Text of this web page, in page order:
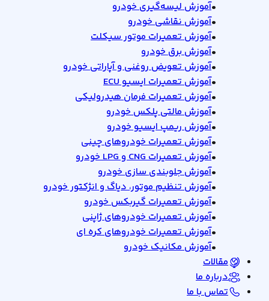
•آموزش لیسه‌گیری خودرو
•آموزش نقاشی خودرو
•آموزش تعمیرات موتور سیکلت
•آموزش برق خودرو
•آموزش تعویض روغنی و آپاراتی خودرو
•آموزش تعمیرات ایسیو ECU
•آموزش تعمیرات فرمان هیدرولیکی
•آموزش مالتی پلکس خودرو
•آموزش ریمپ ایسیو خودرو
•آموزش تعمیرات خودروهای چینی
•آموزش تعمیرات CNG و LPG خودرو
•آموزش جلوبندی سازی خودرو
•آموزش تنظیم موتور، دیاگ و انژکتور خودرو
•آموزش تعمیرات گیربکس خودرو
•آموزش تعمیرات خودروهای ژاپنی
•آموزش تعمیرات خودروهای کره ای
•آموزش مکانیک خودرو
مقالات
درباره ما
تماس با ما